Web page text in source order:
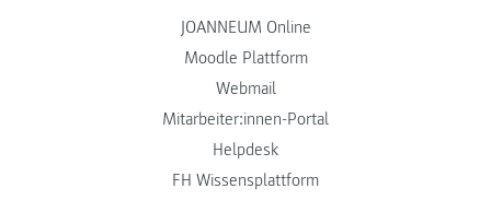
JOANNEUM Online
Moodle Plattform
Webmail
Mitarbeiter:innen-Portal
Helpdesk
FH Wissensplattform